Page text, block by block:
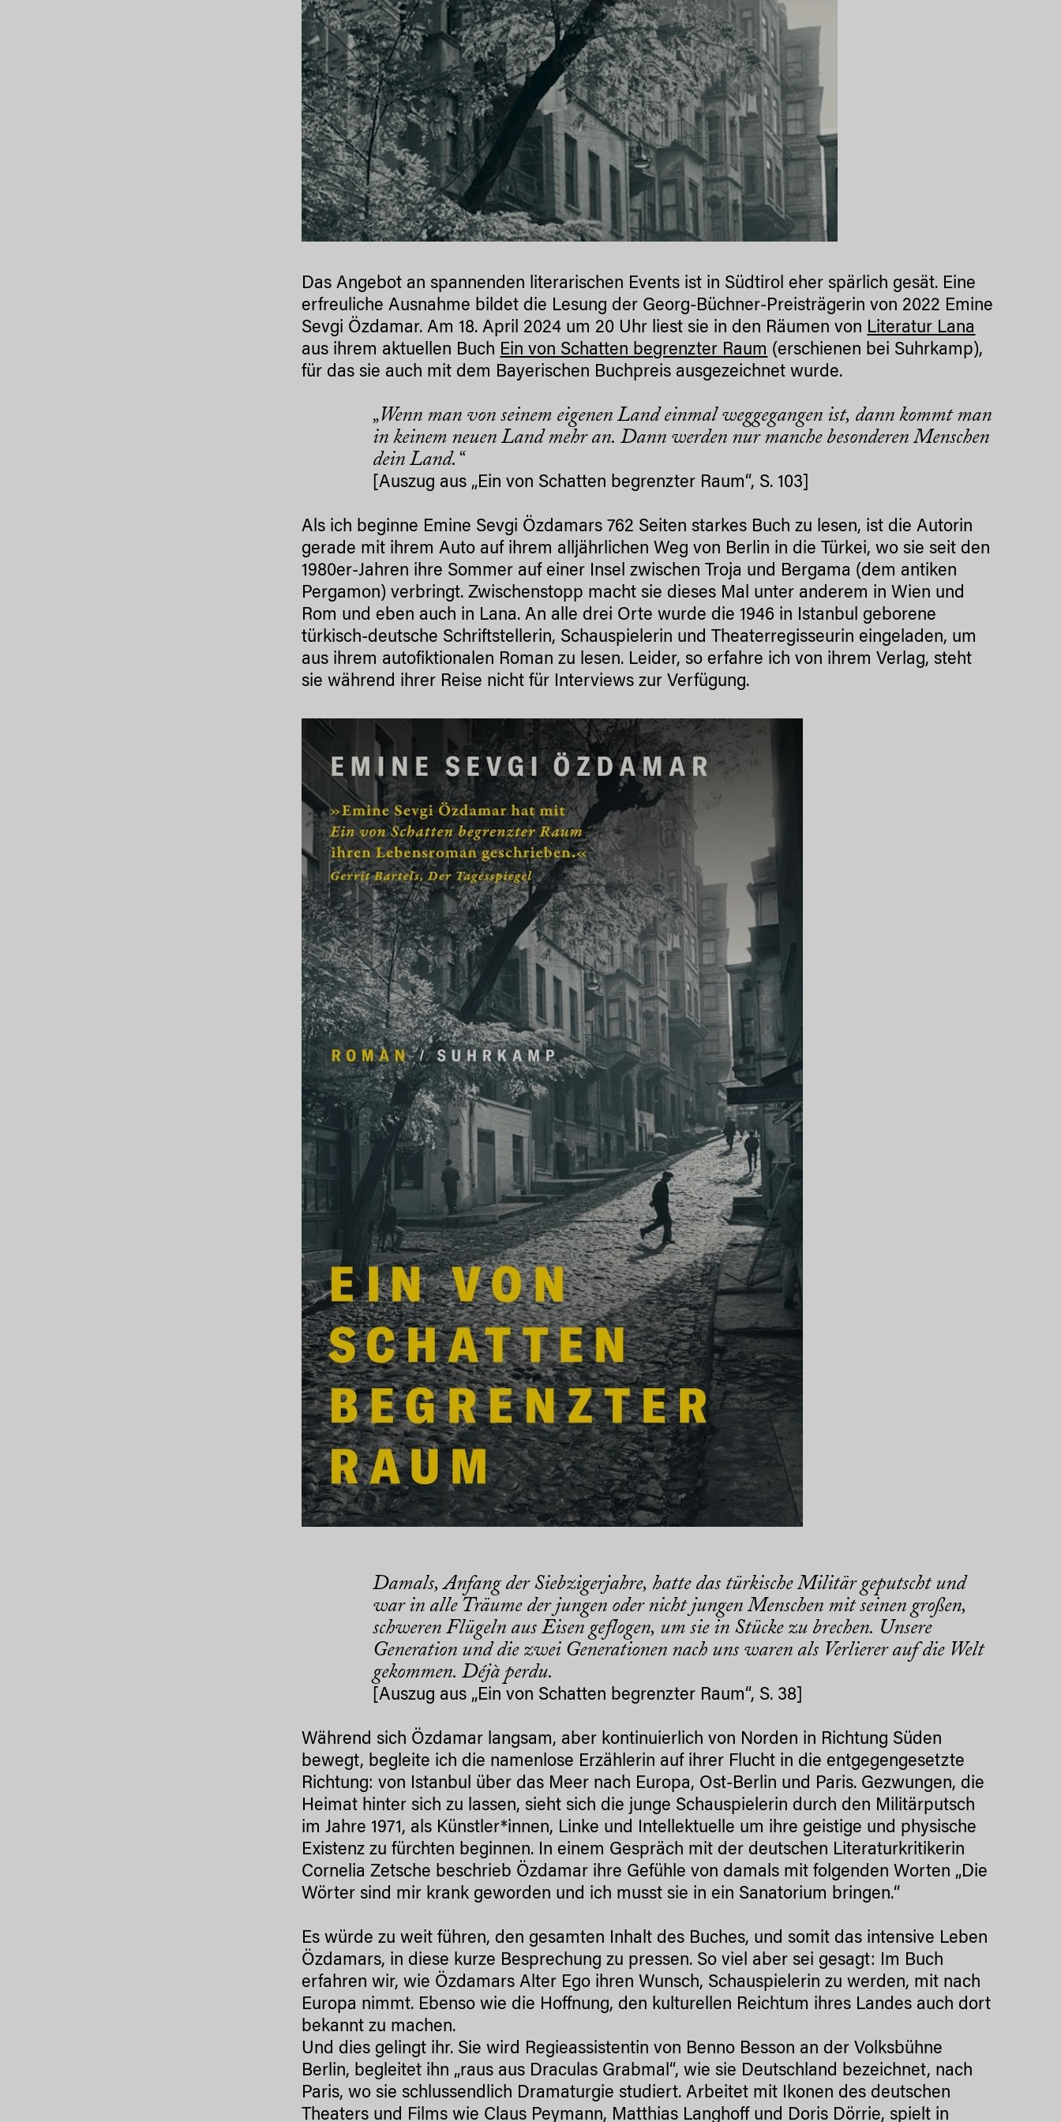
Das Angebot an spannenden literarischen Events ist in Südtirol eher spärlich gesät. Eine
erfreuliche Ausnahme bildet die Lesung der Georg-Büchner-Preisträgerin von 2022 Emine
Sevgi Özdamar. Am 18. April 2024 um 20 Uhr liest sie in den Räumen von Literatur Lana
aus ihrem aktuellen Buch Ein von Schatten begrenzter Raum (erschienen bei Suhrkamp),
für das sie auch mit dem Bayerischen Buchpreis ausgezeichnet wurde.
„Wenn man von seinem eigenen Land einmal weggegangen ist, dann kommt man
in keinem neuen Land mehr an. Dann werden nur manche besonderen Menschen
dein Land.“
[Auszug aus „Ein von Schatten begrenzter Raum“, S. 103]
Als ich beginne Emine Sevgi Özdamars 762 Seiten starkes Buch zu lesen, ist die Autorin
gerade mit ihrem Auto auf ihrem alljährlichen Weg von Berlin in die Türkei, wo sie seit den
1980er-Jahren ihre Sommer auf einer Insel zwischen Troja und Bergama (dem antiken
Pergamon) verbringt. Zwischenstopp macht sie dieses Mal unter anderem in Wien und
Rom und eben auch in Lana. An alle drei Orte wurde die 1946 in Istanbul geborene
türkisch-deutsche Schriftstellerin, Schauspielerin und Theaterregisseurin eingeladen, um
aus ihrem autofiktionalen Roman zu lesen. Leider, so erfahre ich von ihrem Verlag, steht
sie während ihrer Reise nicht für Interviews zur Verfügung.
Damals, Anfang der Siebzigerjahre, hatte das türkische Militär geputscht und
war in alle Träume der jungen oder nicht jungen Menschen mit seinen großen,
schweren Flügeln aus Eisen geflogen, um sie in Stücke zu brechen. Unsere
Generation und die zwei Generationen nach uns waren als Verlierer auf die Welt
gekommen. Déjà perdu.
[Auszug aus „Ein von Schatten begrenzter Raum“, S. 38]
Während sich Özdamar langsam, aber kontinuierlich von Norden in Richtung Süden
bewegt, begleite ich die namenlose Erzählerin auf ihrer Flucht in die entgegengesetzte
Richtung: von Istanbul über das Meer nach Europa, Ost-Berlin und Paris. Gezwungen, die
Heimat hinter sich zu lassen, sieht sich die junge Schauspielerin durch den Militärputsch
im Jahre 1971, als Künstler*innen, Linke und Intellektuelle um ihre geistige und physische
Existenz zu fürchten beginnen. In einem Gespräch mit der deutschen Literaturkritikerin
Cornelia Zetsche beschrieb Özdamar ihre Gefühle von damals mit folgenden Worten „Die
Wörter sind mir krank geworden und ich musst sie in ein Sanatorium bringen.“
Es würde zu weit führen, den gesamten Inhalt des Buches, und somit das intensive Leben
Özdamars, in diese kurze Besprechung zu pressen. So viel aber sei gesagt: Im Buch
erfahren wir, wie Özdamars Alter Ego ihren Wunsch, Schauspielerin zu werden, mit nach
Europa nimmt. Ebenso wie die Hoffnung, den kulturellen Reichtum ihres Landes auch dort
bekannt zu machen.
Und dies gelingt ihr. Sie wird Regieassistentin von Benno Besson an der Volksbühne
Berlin, begleitet ihn „raus aus Draculas Grabmal“, wie sie Deutschland bezeichnet, nach
Paris, wo sie schlussendlich Dramaturgie studiert. Arbeitet mit Ikonen des deutschen
Theaters und Films wie Claus Peymann, Matthias Langhoff und Doris Dörrie, spielt in